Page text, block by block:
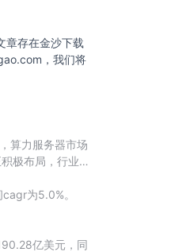
章存在金沙下载
，我们将
算力服务器市场
极布局，行业竞
为5.0%。
亿美元，同